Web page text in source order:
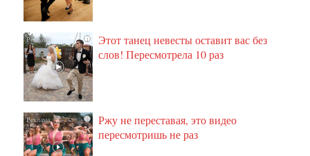
i
Этот танец невесты оставит вас без
слов! Пересмотрела 10 раз
i
Ржу не переставая, это видео
пересмотришь не раз